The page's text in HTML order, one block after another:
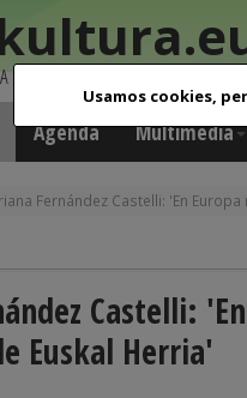
Usamos cookies,
Agenda Multimedia
Fernández Castelli: 'En
Castelli:
Euskal Herria'